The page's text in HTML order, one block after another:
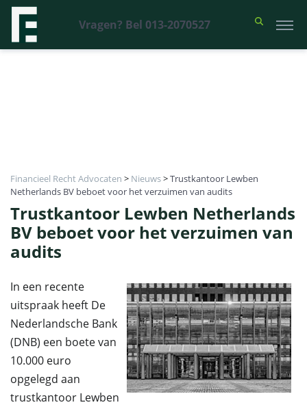
Vragen? Bel 013-2070527
Financieel Recht Advocaten > Nieuws>Trustkantoor Lewben
Netherlands BV beboet voor het verzuimen van audits
Trustkantoor Lewben Netherlands
BV beboet voor het verzuimen van
audits
In een recente
uitspraak heeft De
Nederlandsche Bank
(DNB) een boete van
10.000 euro
opgelegd aan
trustkantoor Lewben